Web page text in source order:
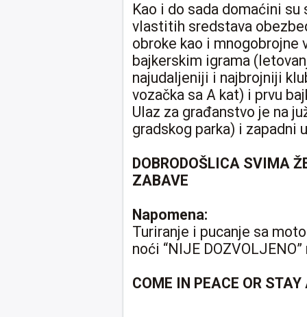
Kao i do sada domaćini
vlastitih sredstava
obroke kao i mnogobrojne
bajkerskim igrama
najudaljeniji i najbrojniji
vozačka sa A kat) i prvu
Ulaz za građanstvo je na
gradskog parka) i zapadni
DOBRODOŠLICA SVIMA
ZABAVE
Napomena:
Turiranje i pucanje sa
noći “NIJE
COME IN PEACE OR STAY